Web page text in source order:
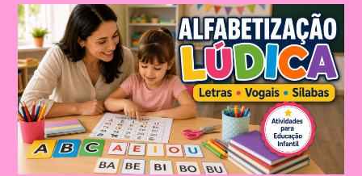
SÍLABAS
—
30
ATIVIDADES
PARA
IMPRIMIR
E
TRANSFORMAR
A
APRENDIZAGEM
DAS
CRIANÇAS